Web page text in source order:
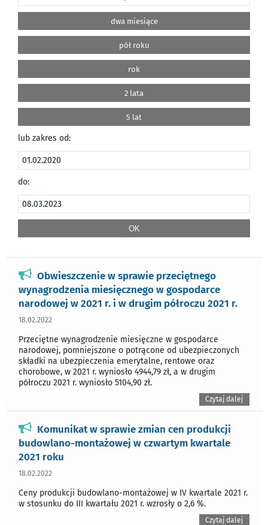
dwa miesiące
pół roku
rok
2 lata
5 lat
lub zakres od:
do:
Obwieszczenie w sprawie przeciętnego
wynagrodzenia miesięcznego w gospodarce
narodowej w 2021 r. i w drugim półroczu 2021 r.
18.02.2022
Przeciętne wynagrodzenie miesięczne w gospodarce
narodowej, pomniejszone o potrącone od ubezpieczonych
składki na ubezpieczenia emerytalne, rentowe oraz
chorobowe, w 2021 r. wyniosło 4944,79 zł, a w drugim
półroczu 2021 r. wyniosło 5104,90 zł.
Czytaj dalej
Komunikat w sprawie zmian cen produkcji
budowlano-montażowej w czwartym kwartale
2021 roku
18.02.2022
Ceny produkcji budowlano-montażowej w IV kwartale 2021 r.
w stosunku do III kwartału 2021 r. wzrosły o 2,6 %.
Czytaj dalej